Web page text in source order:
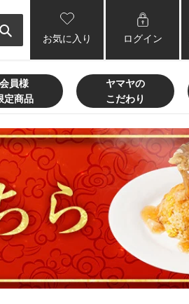
お気に入り ログイン
会員様
定商品
ヤマヤの
こだわり